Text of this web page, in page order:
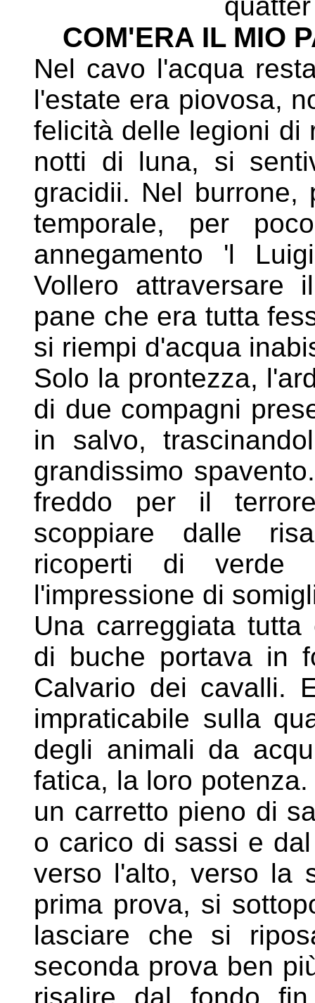
COM'ERA IL MIO
Nel cavo l'acqua
l'estate era piovosa,
felicità delle legioni di
notti di luna, si
gracidii. Nel burrone,
temporale, per
annegamento 'l
Vollero
pane che era tutta
si riempi d'acqua
Solo la prontezza,
di due compagni
in salvo,
grandissimo
freddo per il
scoppiare dalle
ricoperti di verde
l'impressione di
Una carreggiata
di buche portava in
Calvario dei cavalli.
impraticabile sulla
degli animali da
fatica, la loro
un carretto pieno di
o carico di sassi e
verso l'alto, verso la
prima prova, si
lasciare che si
seconda prova ben
risalire dal fondo